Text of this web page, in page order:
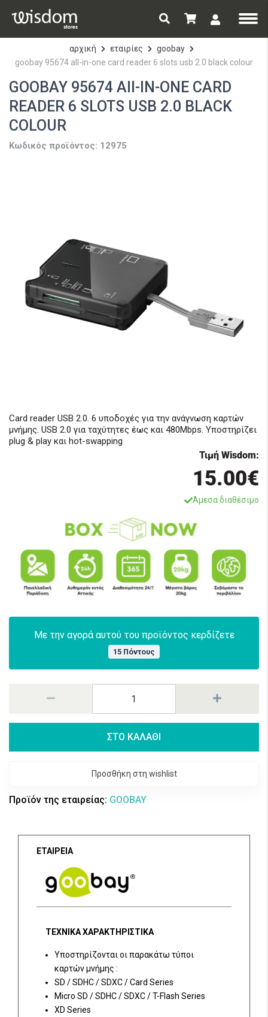
αρχική εταιρίες
goobay
goobay 95674 all-in-one card reader 6 slots usb 2.0 black colour
GOOBAY 95674 All-IN-ONE CARD
READER 6 SLOTS USB 2.0 BLACK
COLOUR
Κωδικός προϊόντος: 12975
Card reader USB 2.0. 6 υποδοχές για την ανάγνωση καρτών
μνήμης. USB 2.0 για ταχύτητες έως και 480Mbps. Υποστηρίζει
plug & play και hot-swapping
Τιμή Wisdom:
15.00€
Άμεσα διαθέσιμο
Με την αγορά αυτού του προϊόντος κερδίζετε
15 Πόντους
ΣΤΟ ΚΑΛΑΘΙ
Προσθήκη στη wishlist
Προϊόν της εταιρείας: GOOBAY
ΕΤΑΙΡΕΙΑ
ΤΕΧΝΙΚΑ ΧΑΡΑΚΤΗΡΙΣΤΙΚΑ
Υποστηρίζονται οι παρακάτω τύποι
καρτών μνήμης :
SD / SDHC / SDXC / Card Series
Micro SD / SDHC / SDXC / T-Flash Series
XD Series